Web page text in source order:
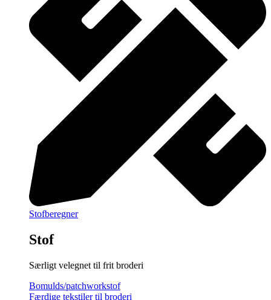
Stofberegner
Stof
Særligt velegnet til frit broderi
Bomulds/patchworkstof
Færdige tekstiler til broderi